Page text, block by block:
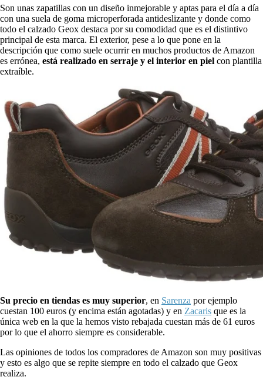
Son unas zapatillas con un diseño inmejorable y aptas para el día a día
con una suela de goma microperforada antideslizante y donde como
todo el calzado Geox destaca por su comodidad que es el distintivo
principal de esta marca. El exterior, pese a lo que pone en la
descripción que como suele ocurrir en muchos productos de Amazon
es errónea, está realizado en serraje y el interior en piel con plantilla
extraíble.
Su precio en tiendas es muy superior, en Sarenza por ejemplo
cuestan 100 euros (y encima están agotadas) y en Zacaris que es la
única web en la que la hemos visto rebajada cuestan más de 61 euros
por lo que el ahorro siempre es considerable.
Las opiniones de todos los compradores de Amazon son muy positivas
y esto es algo que se repite siempre en todo el calzado que Geox
realiza.